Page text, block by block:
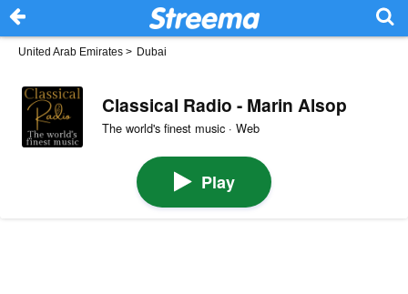
United Arab Emirates > Dubai
Classical Radio - Marin Alsop
The world's finest music · Web
Play